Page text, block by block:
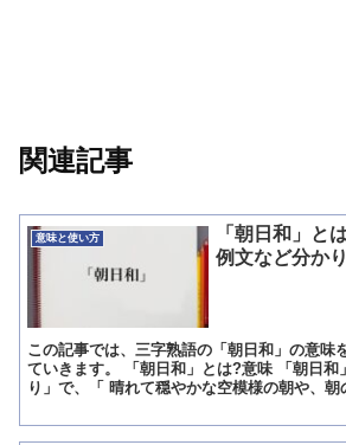
関連記事
意味と使い方
「朝日和」と
例文など分か
この記事では、三字熟語の「朝日和」の意味
ていきます。 「朝日和」とは?意味 「朝日和
り」で、「 晴れて穏やかな空模様の朝や、